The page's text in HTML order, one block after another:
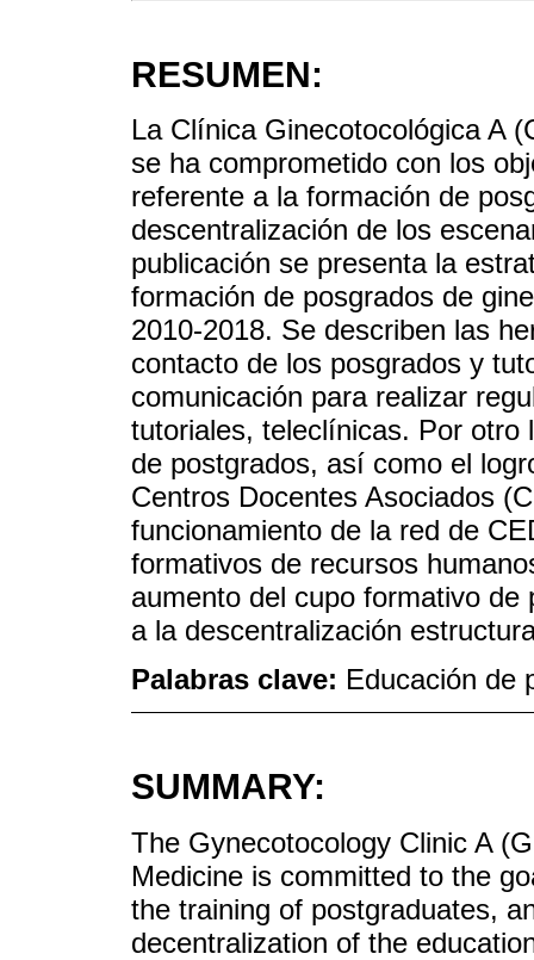
RESUMEN:
La Clínica Ginecotocológica A
se ha comprometido con los
referente a la formación de
descentralización de los
publicación se presenta la
formación de posgrados de
2010-2018. Se describen las
contacto de los posgrados y
comunicación para realizar
tutoriales, teleclínicas. Por otro
de postgrados, así como el
Centros Docentes Asociados
funcionamiento de la red de
formativos de recursos
aumento del cupo formativo
a la descentralización
Palabras clave: Educación de
SUMMARY:
The Gynecotocology Clinic A
Medicine is committed to the
the training of postgraduates,
decentralization of the